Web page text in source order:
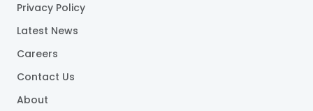
Privacy Policy
Latest News
Careers
Contact Us
About